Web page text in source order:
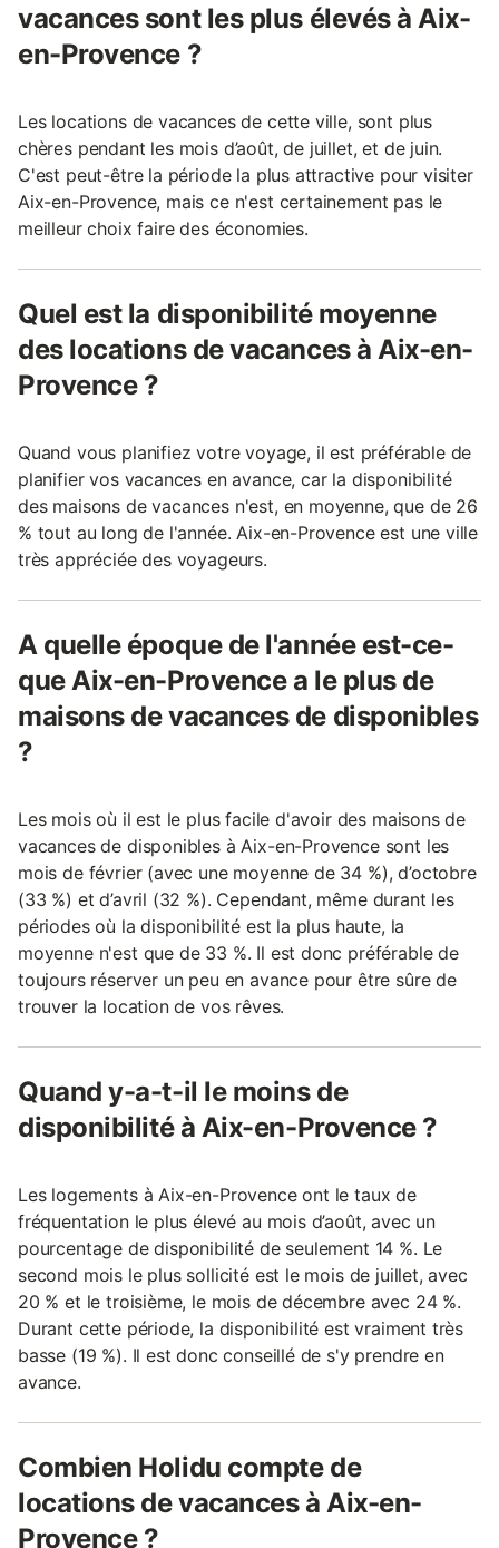
vacances sont les plus élevés à Aix-
en-Provence ?
Les locations de vacances de cette ville, sont plus
chères pendant les mois d’août, de juillet, et de juin.
C'est peut-être la période la plus attractive pour visiter
Aix-en-Provence, mais ce n'est certainement pas le
meilleur choix faire des économies.
Quel est la disponibilité moyenne
des locations de vacances à Aix-en-
Provence ?
Quand vous planifiez votre voyage, il est préférable de
planifier vos vacances en avance, car la disponibilité
des maisons de vacances n'est, en moyenne, que de 26
% tout au long de l'année. Aix-en-Provence est une ville
très appréciée des voyageurs.
A quelle époque de l'année est-ce-
que Aix-en-Provence a le plus de
maisons de vacances de disponibles
?
Les mois où il est le plus facile d'avoir des maisons de
vacances de disponibles à Aix-en-Provence sont les
mois de février (avec une moyenne de 34 %), d’octobre
(33 %) et d’avril (32 %). Cependant, même durant les
périodes où la disponibilité est la plus haute, la
moyenne n'est que de 33 %. Il est donc préférable de
toujours réserver un peu en avance pour être sûre de
trouver la location de vos rêves.
Quand y-a-t-il le moins de
disponibilité à Aix-en-Provence ?
Les logements à Aix-en-Provence ont le taux de
fréquentation le plus élevé au mois d’août, avec un
pourcentage de disponibilité de seulement 14 %. Le
second mois le plus sollicité est le mois de juillet, avec
20 % et le troisième, le mois de décembre avec 24 %.
Durant cette période, la disponibilité est vraiment très
basse (19 %). Il est donc conseillé de s'y prendre en
avance.
Combien Holidu compte de
locations de vacances à Aix-en-
Provence ?